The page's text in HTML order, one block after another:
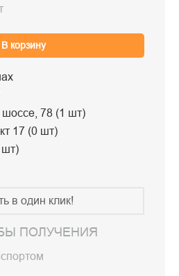
В корзину
шоссе, 78 (1 шт)
17 (0 шт)
шт)
в один клик!
ПОЛУЧЕНИЯ